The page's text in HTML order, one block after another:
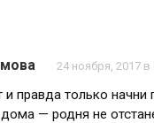
24 ноября, 2017 в
и правда только начни
дома — родня не